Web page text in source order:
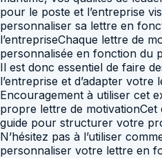
pour le poste et l’entreprise
personnaliser sa lettre en
l’entrepriseChaque lettre de
personnalisée en fonction du
Il est donc essentiel de faire
l’entreprise et d’adapter votre
Encouragement à utiliser cet
propre lettre de
guide pour structurer votre
N’hésitez pas à l’utiliser
personnaliser votre lettre en